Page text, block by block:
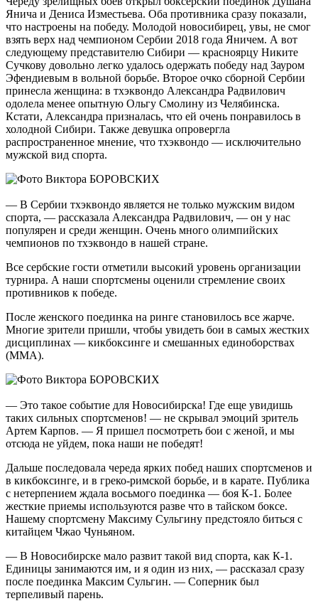
Янича и Дениса Изместьева. Оба противника сразу показали,
что настроены на победу. Молодой новосибирец, увы, не смог
взять верх над чемпионом Сербии 2018 года Яничем. А вот
следующему представителю Сибири — красноярцу Никите
Сучкову довольно легко удалось одержать победу над Зауром
Эфендиевым в вольной борьбе. Второе очко сборной Сербии
принесла женщина: в тхэквондо Александра Радвилович
одолела менее опытную Ольгу Смолину из Челябинска.
Кстати, Александра призналась, что ей очень понравилось в
холодной Сибири. Также девушка опровергла
распространенное мнение, что тхэквондо — исключительно
мужской вид спорта.
— В Сербии тхэквондо является не только мужским видом
спорта, — рассказала Александра Радвилович, — он у нас
популярен и среди женщин. Очень много олимпийских
чемпионов по тхэквондо в нашей стране.
Все сербские гости отметили высокий уровень организации
турнира. А наши спортсмены оценили стремление своих
противников к победе.
После женского поединка на ринге становилось все жарче.
Многие зрители пришли, чтобы увидеть бои в самых жестких
дисциплинах — кикбоксинге и смешанных единоборствах
(ММА).
— Это такое событие для Новосибирска! Где еще увидишь
таких сильных спортсменов! — не скрывал эмоций зритель
Артем Карпов. — Я пришел посмотреть бои с женой, и мы
отсюда не уйдем, пока наши не победят!
Дальше последовала череда ярких побед наших спортсменов и
в кикбоксинге, и в греко-римской борьбе, и в карате. Публика
с нетерпением ждала восьмого поединка — боя К-1. Более
жесткие приемы используются разве что в тайском боксе.
Нашему спортсмену Максиму Сульгину предстояло биться с
китайцем Чжао Чуньяном.
— В Новосибирске мало развит такой вид спорта, как К-1.
Единицы занимаются им, и я один из них, — рассказал сразу
после поединка Максим Сульгин. — Соперник был
терпеливый парень.